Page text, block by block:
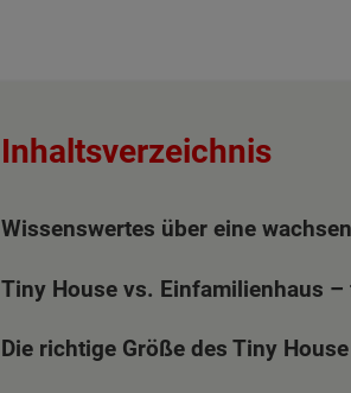
Inhaltsverzeichnis
Wissenswertes über eine
Tiny House vs. Einfamilienhaus
Die richtige Größe des Tiny House